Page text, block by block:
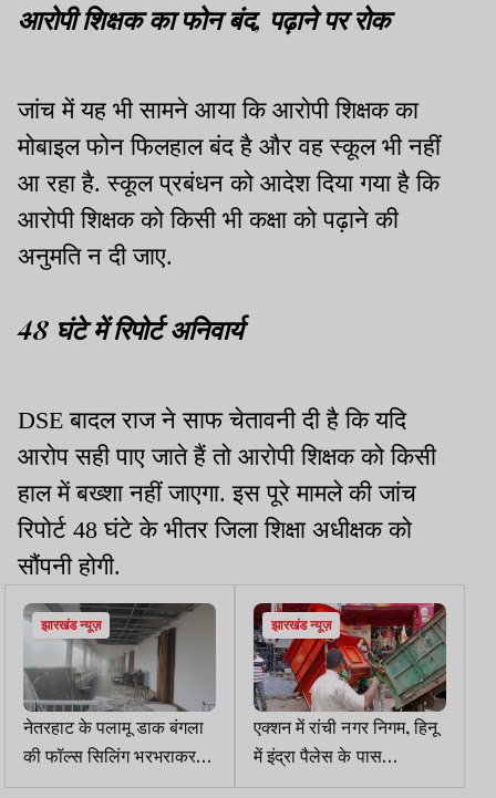
आरोपी शिक्षक का फोन बंद, पढ़ाने पर रोक
जांच में यह भी सामने आया कि आरोपी शिक्षक का
मोबाइल फोन फिलहाल बंद है और वह स्कूल भी नहीं
आ रहा है. स्कूल प्रबंधन को आदेश दिया गया है कि
आरोपी शिक्षक को किसी भी कक्षा को पढ़ाने की
अनुमति न दी जाए.
48 घंटे में रिपोर्ट अनिवार्य
DSE बादल राज ने साफ चेतावनी दी है कि यदि
आरोप सही पाए जाते हैं तो आरोपी शिक्षक को किसी
हाल में बख्शा नहीं जाएगा. इस पूरे मामले की जांच
रिपोर्ट 48 घंटे के भीतर जिला शिक्षा अधीक्षक को
सौंपनी होगी.
झारखंड न्यूज़
नेतरहाट के पलामू डाक बंगला
की फॉल्‍स सिलिंग भरभराकर
गिरी, बाल-बाल बचे सैलानी
झारखंड न्यूज़
एक्शन में रांची नगर निगम, हिनू
में इंद्रा पैलेस के पास
अतिक्रमण पर चला बुलडोजर